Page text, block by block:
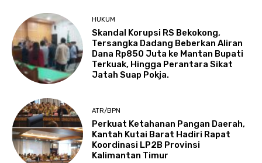
HUKUM
Skandal Korupsi RS Bekokong,
Tersangka Dadang Beberkan Aliran
Dana Rp850 Juta ke Mantan Bupati
Terkuak, Hingga Perantara Sikat
Jatah Suap Pokja.
ATR/BPN
Perkuat Ketahanan Pangan Daerah,
Kantah Kutai Barat Hadiri Rapat
Koordinasi LP2B Provinsi
Kalimantan Timur